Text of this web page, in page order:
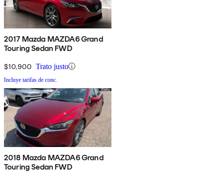
2017 Mazda MAZDA6 Grand
Touring Sedan FWD
$10,900 Trato justo
Incluye tarifas de conc.
2018 Mazda MAZDA6 Grand
Touring Sedan FWD